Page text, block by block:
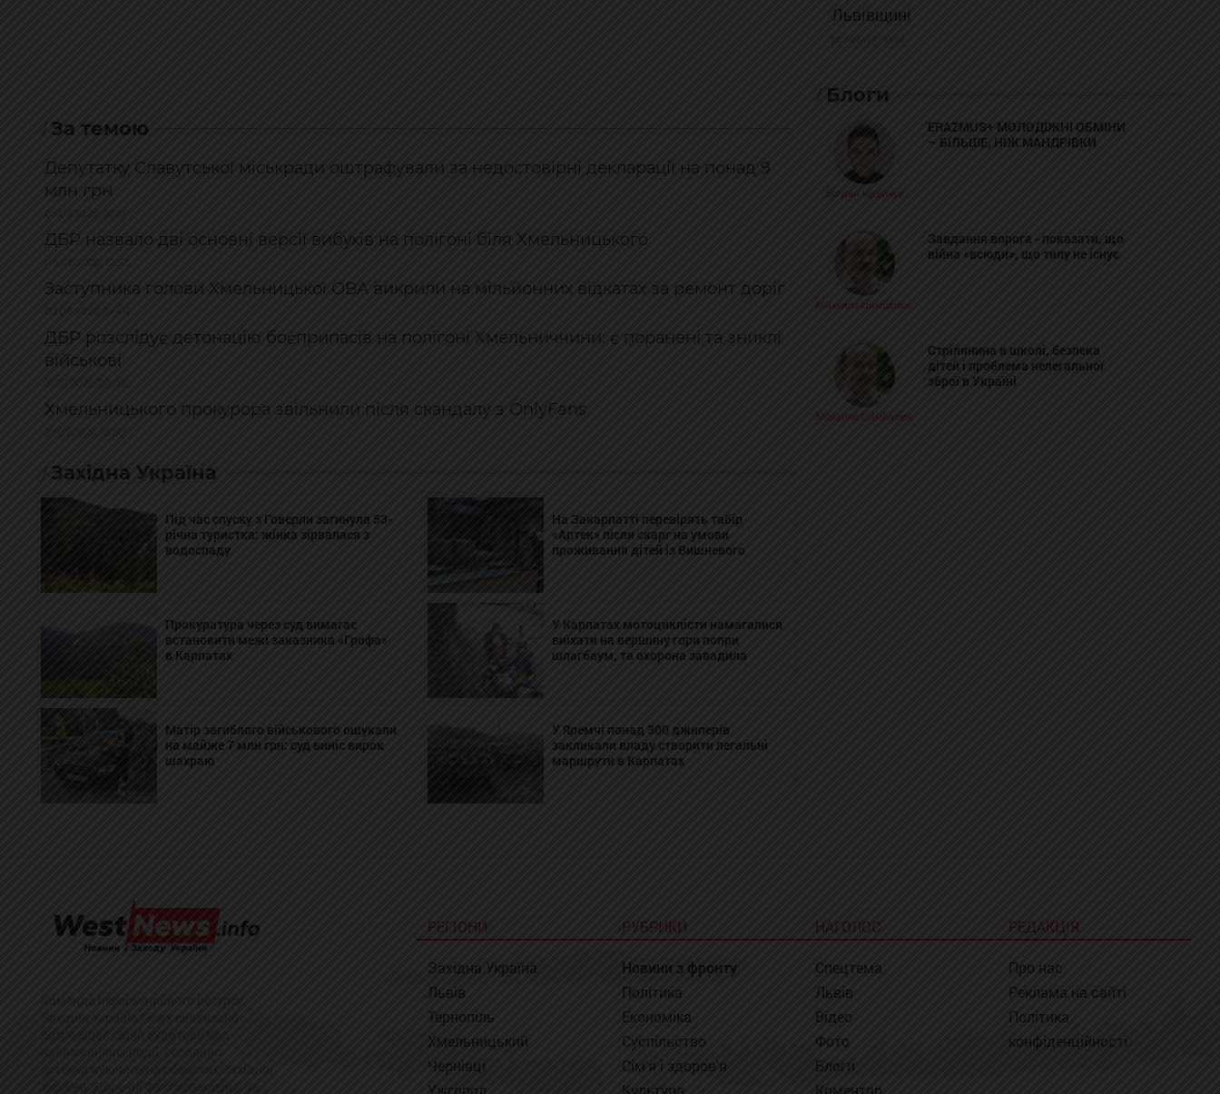
За темою
Депутатку Славутської міськради оштрафували за недостовірні декларації на понад 9
млн грн
ДБР назвало дві основні версії вибухів на полігоні біля Хмельницького
Заступника голови Хмельницької ОВА викрили на мільйонних відкатах за ремонт доріг
ДБР розслідує детонацію боєприпасів на полігоні Хмельниччини: є поранені та зниклі
військові
Хмельницького прокурора звільнили після скандалу з OnlyFans
Західна Україна
Під час спуску з Говерли загинула 53-
річна туристка: жінка зірвалася з
водоспаду
На Закарпатті перевірять табір
«Артек» після скарг на умови
проживання дітей із Вишневого
Прокуратура через суд вимагає
встановити межі заказника «Грофа»
в Карпатах
У Карпатах мотоциклісти намагалися
виїхати на вершину гори попри
шлагбаум, та охорона завадила
Матір загиблого військового ошукали
на майже 7 млн грн: суд виніс вирок
шахраю
У Яремчі понад 300 джиперів
закликали владу створити легальні
маршрути в Карпатах
Львівщині
Блоги
Богдан Козійчук
ERAZMUS+ МОЛОДІЖНІ ОБМІНИ
– БІЛЬШЕ, НІЖ МАНДРІВКИ
Михайло Цимбалюк
Завдання ворога - показати, що
війна «всюди», що тилу не існує
Михайло Цимбалюк
Стрілянина в школі, безпека
дітей і проблема нелегальної
зброї в Україні
РЕГІОНИ
Західна Україна
Львів
Тернопіль
Хмельницький
Чернівці
Ужгород
РУБРИКИ
Новини з фронту
Політика
Економіка
Суспільство
Сім'я і здоров'я
Культура
НАГОЛОС
Спецтема
Львів
Відео
Фото
Блоги
Коментар
РЕДАКЦІЯ
Про нас
Реклама на сайті
Політика
конфіденційності